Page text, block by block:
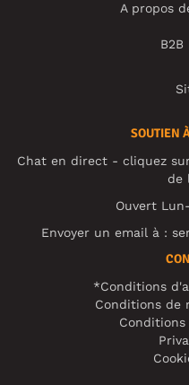
A propos
SOUTIEN
Chat en direct - cliquez
de
Ouvert
Envoyer un email à :
*Conditions
Conditions de